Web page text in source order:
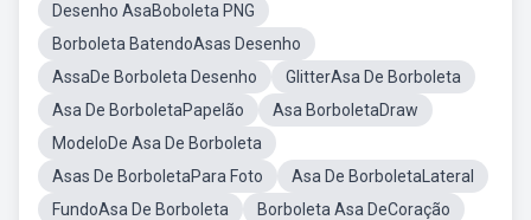
Desenho AsaBoboleta PNG
Borboleta BatendoAsas Desenho
AssaDe Borboleta Desenho
GlitterAsa De Borboleta
Asa De BorboletaPapelão
Asa BorboletaDraw
ModeloDe Asa De Borboleta
Asas De BorboletaPara Foto
Asa De BorboletaLateral
FundoAsa De Borboleta
Borboleta Asa DeCoração